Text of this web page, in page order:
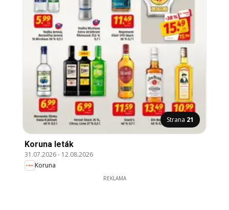
Strana 21
Koruna leták
31.07.2026- 12.08.2026
Koruna
REKLAMA